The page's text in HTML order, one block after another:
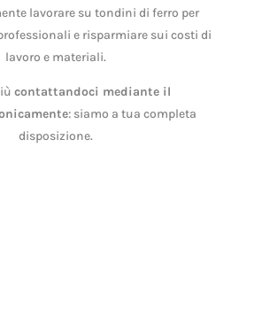
lavorare su tondini di ferro per
e risparmiare sui costi di
lavoro e materiali.
contattandoci mediante il
: siamo a tua completa
disposizione.